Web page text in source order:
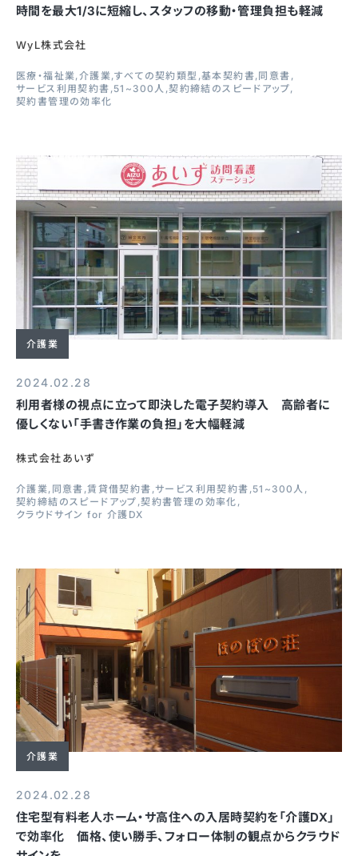
時間を最大1/3に短縮し、スタッフの移動・管理負担も軽減
WyL株式会社
医療・福祉業 介護業 すべての契約類型 基本契約書 同意書
サービス利用契約書 51~300人 契約締結のスピードアップ
契約書管理の効率化
介護業
2024.02.28
利用者様の視点に立って即決した電子契約導入 高齢者に
優しくない「手書き作業の負担」を大幅軽減
株式会社あいず
介護業 同意書 賃貸借契約書 サービス利用契約書 51~300人
契約締結のスピードアップ 契約書管理の効率化
クラウドサイン for 介護DX
介護業
2024.02.28
住宅型有料老人ホーム・サ高住への入居時契約を「介護DX」
で効率化 価格、使い勝手、フォロー体制の観点からクラウド